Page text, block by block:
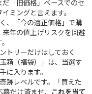
「旧価格」ベースでのセ
ミングと言えます。
、「今の適正価格」で購
年の値上げリスクを回避
トリーだけはしておく
箱（福袋）」は、当選す
に入ります。
跡レベルです。「買えた
だけ済ませ、 これを当て